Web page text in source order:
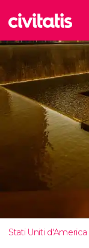
Stati Uniti d'America